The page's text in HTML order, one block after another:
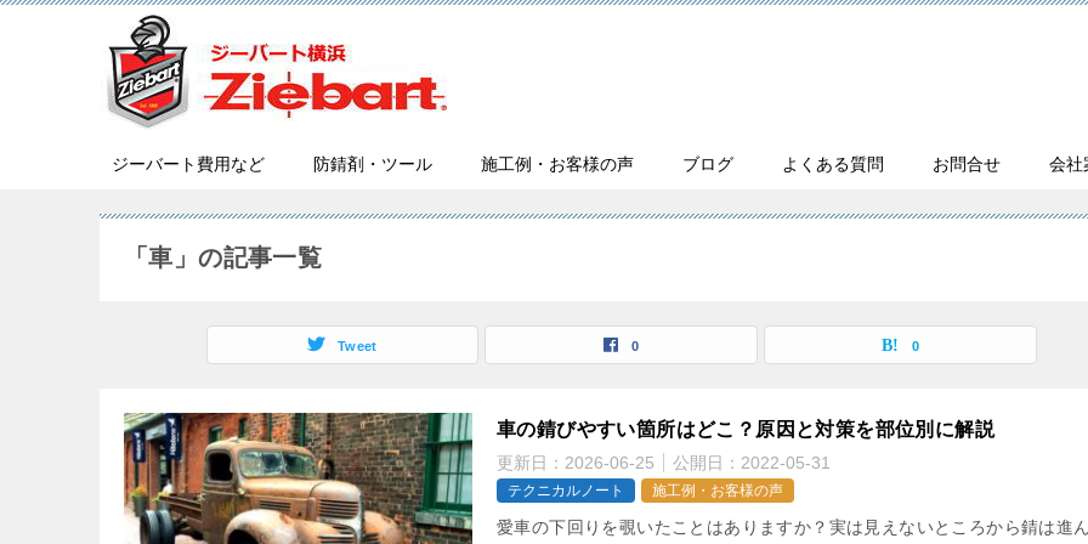
ジーバート費用など 防錆剤・ツール 施工例・お客様の声 ブログ よくある質問 お問合せ 会社
「車」の記事一覧
Tweet 0 0
車の錆びやすい箇所はどこ？原因と対策を部位別に解説
更新日： 2026-06-25 公開日： 2022-05-31
テクニカルノート 施工例・お客様の声
愛車の下回りを覗いたことはありますか？実は見えないところから錆は進